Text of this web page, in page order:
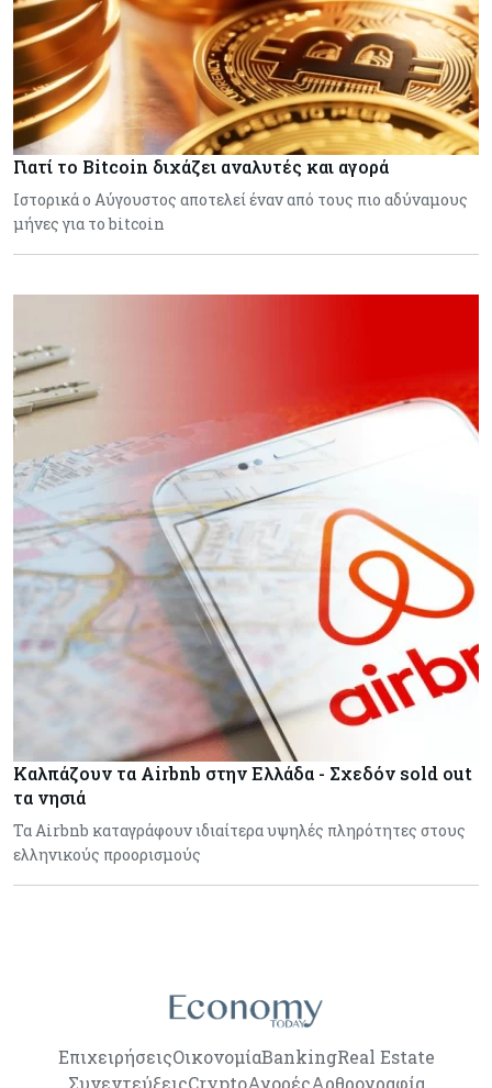
Γιατί το Bitcoin διχάζει αναλυτές και αγορά
Ιστορικά ο Αύγουστος αποτελεί έναν από τους πιο αδύναμους
μήνες για το bitcoin
Καλπάζουν τα Airbnb στην Ελλάδα - Σχεδόν sold out
τα νησιά
Τα Airbnb καταγράφουν ιδιαίτερα υψηλές πληρότητες στους
ελληνικούς προορισμούς
ΕπιχειρήσειςΟικονομίαBankingReal Estate